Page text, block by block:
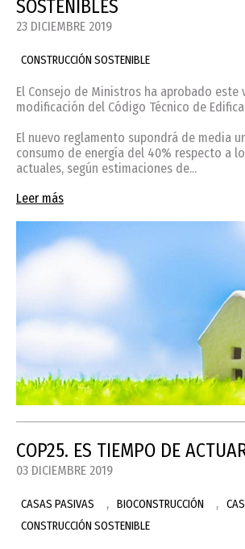
SOSTENIBLES
23 DICIEMBRE 2019
CONSTRUCCIÓN SOSTENIBLE
El Consejo de Ministros ha aprobado este
modificación del Código Técnico de
El nuevo reglamento supondrá de media
consumo de energía del 40% respecto a
actuales, según estimaciones de...
Leer más
COP25. ES TIEMPO DE
03 DICIEMBRE 2019
CASAS PASIVAS , BIOCONSTRUCCIÓN ,
CONSTRUCCIÓN SOSTENIBLE